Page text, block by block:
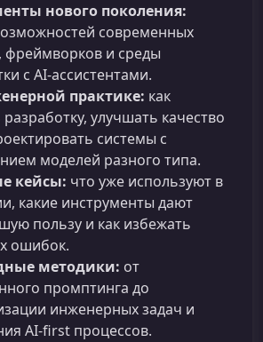
нового поколения:
современных
фреймворков и среды
с AI-ассистентами.
практике: как
разработку, улучшать качество
системы с
моделей разного типа.
кейсы: что уже используют в
какие инструменты дают
пользу и как избежать
ошибок.
методики: от
промптинга до
инженерных задач и
AI-first процессов.